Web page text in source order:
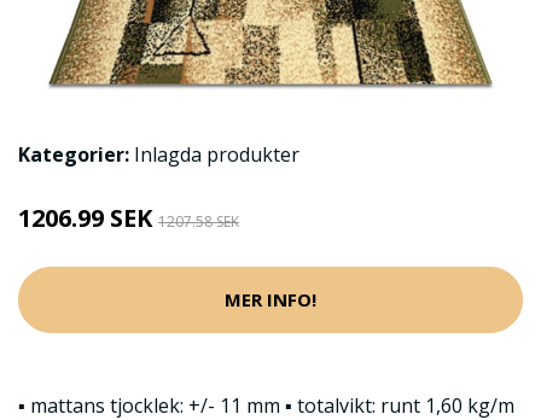
Kategorier: Inlagda produkter
1206.99 SEK 1207.58 SEK
MER INFO!
▪ mattans tjocklek: +/- 11 mm ▪ totalvikt: runt 1,60 kg/m